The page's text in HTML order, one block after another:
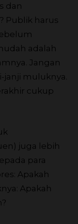
dan
Publik harus
adalah
Jangan
janji muluknya.
cukup
juga lebih
para
Apakah
Apakah